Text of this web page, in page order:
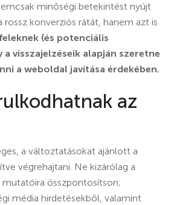
minőségi betekintést nyújt
rossz konverziós rátát, hanem azt is
(és potenciális
a visszajelzéseik alapján szeretne
a weboldal javítása érdekében.
az
a változtatásokat ajánlott a
végrehajtani. Ne kizárólag a
összpontosítson;
média hirdetésekből, valamint